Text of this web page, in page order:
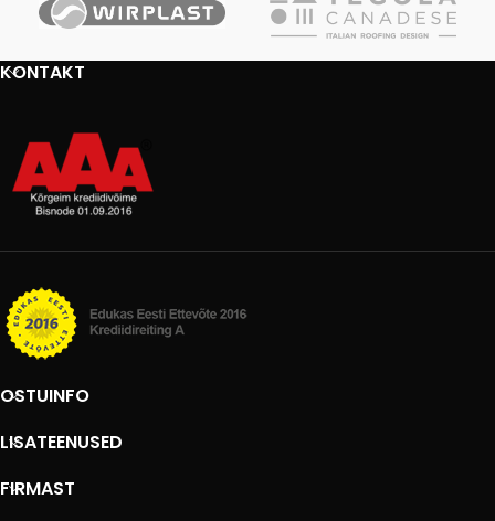
KONTAKT
OSTUINFO
LISATEENUSED
FIRMAST